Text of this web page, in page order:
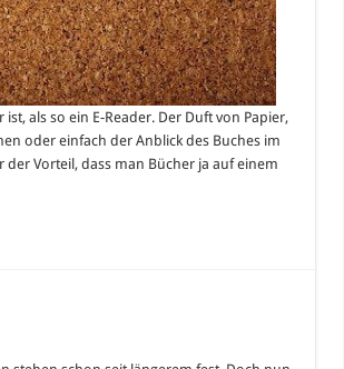
als so ein E-Reader. Der Duft von Papier,
oder einfach der Anblick des Buches im
Vorteil, dass man Bücher ja auf einem